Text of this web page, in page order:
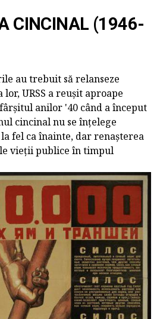
CINCINAL (1946-
au trebuit să relanseze
URSS a reușit aproape
anilor '40 când a început
cincinal nu se înțelege
fel ca înainte, dar renașterea
vieții publice în timpul